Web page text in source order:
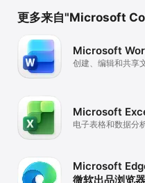
更多来自"Microsoft
Microsoft
创建、编辑和共享
Microsoft
电子表格和数据分
Microsoft
微软出品浏览器